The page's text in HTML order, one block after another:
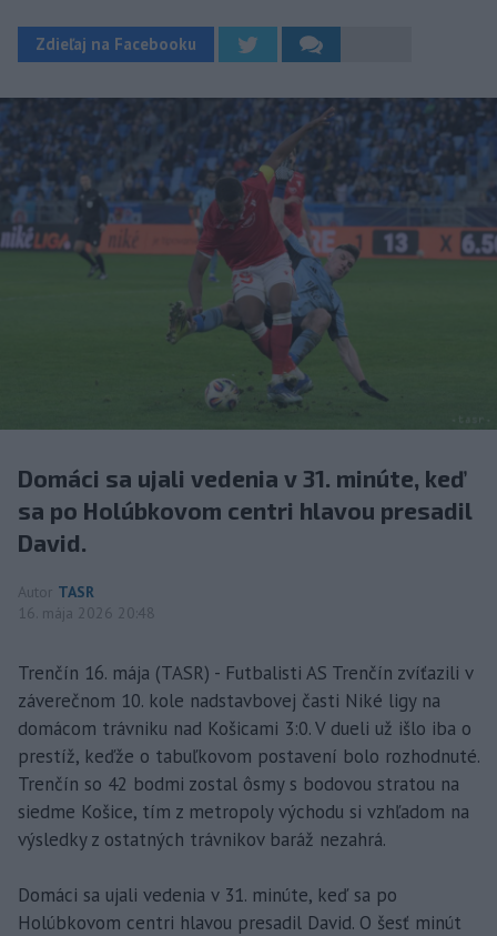
Zdieľaj na Facebooku
Domáci sa ujali vedenia v 31. minúte, keď
sa po Holúbkovom centri hlavou presadil
David.
Autor TASR
16. mája 2026 20:48
Trenčín 16. mája (TASR) - Futbalisti AS Trenčín zvíťazili v
záverečnom 10. kole nadstavbovej časti Niké ligy na
domácom trávniku nad Košicami 3:0. V dueli už išlo iba o
prestíž, keďže o tabuľkovom postavení bolo rozhodnuté.
Trenčín so 42 bodmi zostal ôsmy s bodovou stratou na
siedme Košice, tím z metropoly východu si vzhľadom na
výsledky z ostatných trávnikov baráž nezahrá.
Domáci sa ujali vedenia v 31. minúte, keď sa po
Holúbkovom centri hlavou presadil David. O šesť minút